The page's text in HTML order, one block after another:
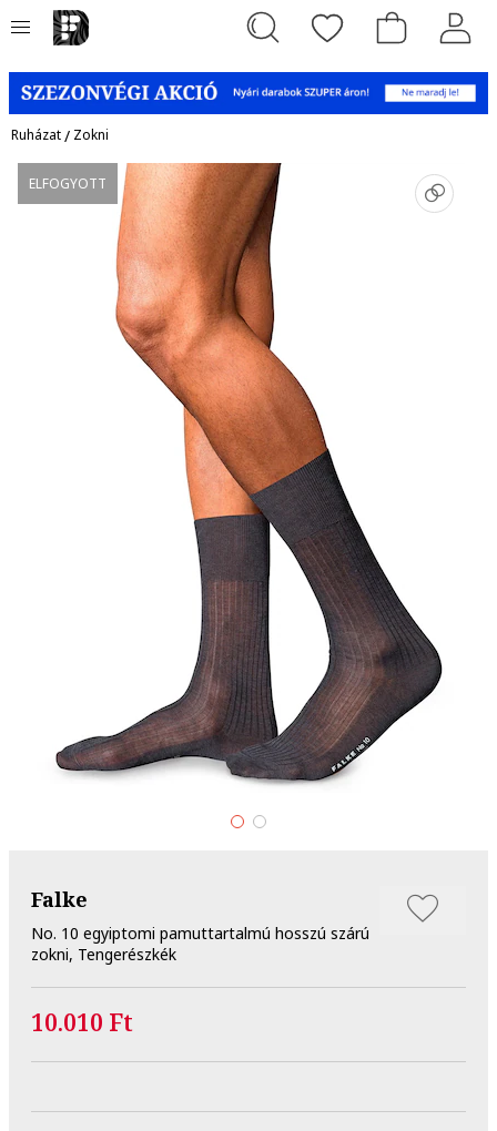
Ruházat/ Zokni
ELFOGYOTT
Falke
No. 10 egyiptomi pamuttartalmú hosszú szárú
zokni, Tengerészkék
10.010 Ft